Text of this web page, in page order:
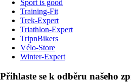
Sport is good
Training-Fit
Trek-Expert
Triathlon-Expert
TripnBikers
Vélo-Store
Winter-Expert
Přihlaste se k odběru našeho